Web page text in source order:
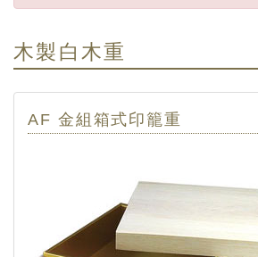
木製白木重
AF 金組箱式印籠重